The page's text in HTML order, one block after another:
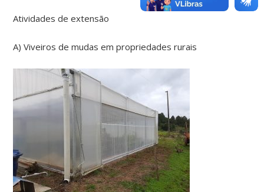
Atividades de extensão
A) Viveiros de mudas em propriedades rurais